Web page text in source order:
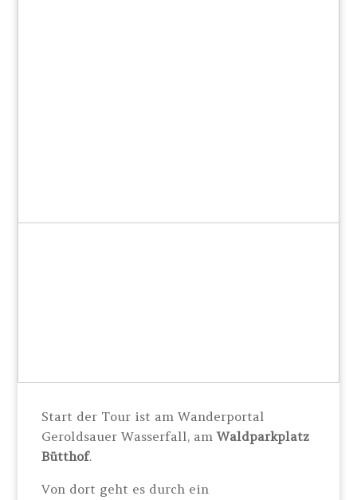
Start der Tour ist am Wanderportal
Geroldsauer Wasserfall, amWaldparkplatz
Bütthof.
Von dort geht es durch ein